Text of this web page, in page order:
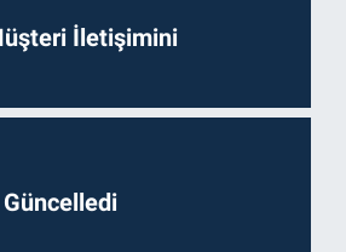
İletişimini
Güncelledi